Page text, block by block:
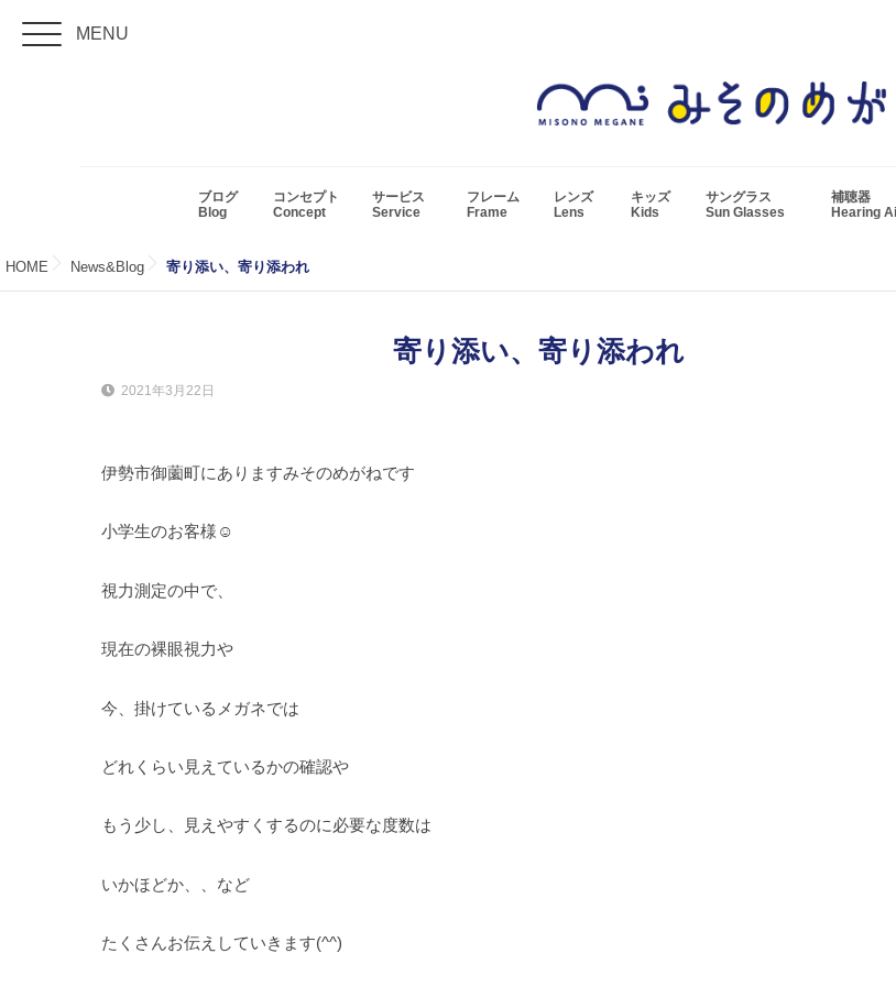
MENU
ブログ
Blog
コンセプト
Concept
サービス
Service
フレーム
Frame
レンズ
Lens
キッズ
Kids
サングラス
Sun Glasses
補聴器
Hearing
HOME News&Blog 寄り添い、寄り添われ
寄り添い、寄り添われ
2021年3月22日
伊勢市御薗町にありますみそのめがねです
小学生のお客様☺
視力測定の中で、
現在の裸眼視力や
今、掛けているメガネでは
どれくらい見えているかの確認や
もう少し、見えやすくするのに必要な度数は
いかほどか、、など
たくさんお伝えしていきます(^^)